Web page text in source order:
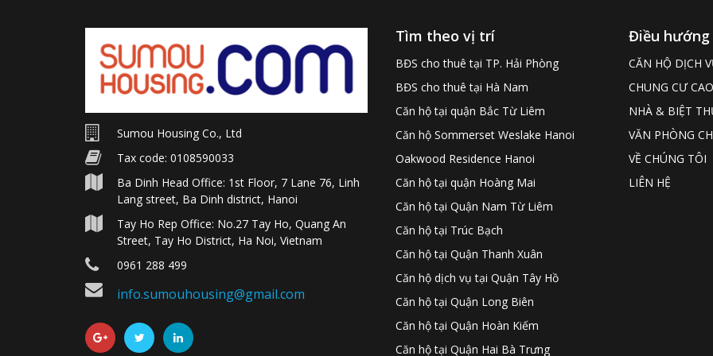
Sumou Housing Co., Ltd
Tax code: 0108590033
Ba Dinh Head Office: 1st Floor, 7 Lane 76, Linh
Lang street, Ba Dinh district, Hanoi
Tay Ho Rep Office: No.27 Tay Ho, Quang An
Street, Tay Ho District, Ha Noi, Vietnam
0961 288 499
info.sumouhousing@gmail.com
Tìm theo vị trí
BĐS cho thuê tại TP. Hải Phòng
BĐS cho thuê tại Hà Nam
Căn hộ tại quận Bắc Từ Liêm
Căn hộ Sommerset Weslake Hanoi
Oakwood Residence Hanoi
Căn hộ tại quận Hoàng Mai
Căn hộ tại Quận Nam Từ Liêm
Căn hộ tại Trúc Bạch
Căn hộ tại Quận Thanh Xuân
Căn hộ dịch vụ tại Quận Tây Hồ
Căn hộ tại Quận Long Biên
Căn hộ tại Quận Hoàn Kiếm
Căn hộ tại Quận Hai Bà Trưng
Điều hướng
CĂN HỘ DỊCH
CHUNG CƯ
NHÀ & BIỆT
VĂN PHÒNG
VỀ CHÚNG TÔI
LIÊN HỆ